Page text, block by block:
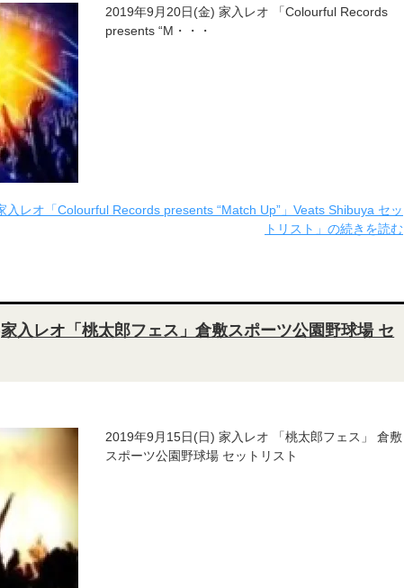
2019年9月20日(金) 家入レオ 「Colourful Records
presents “M・・・
入レオ「Colourful Records presents “Match Up”」Veats Shibuya セッ
トリスト」の続きを読む
入レオ「桃太郎フェス」倉敷スポーツ公園野球場 セ
2019年9月15日(日) 家入レオ 「桃太郎フェス」 倉敷
スポーツ公園野球場 セットリスト